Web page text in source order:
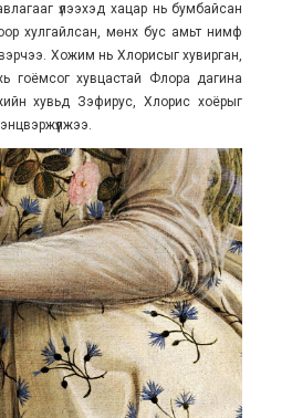
үлээхэд хацар нь бумбайсан
хулгайлсан, мөнх бус амьт нимф
Хожим нь Хлорисыг хувирган,
гоёмсог хувцастай Флора дагина
хувьд Зэфирус, Хлорис хоёрыг